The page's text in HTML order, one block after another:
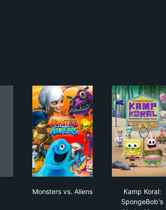
Monsters vs. Aliens
Kamp Koral:
SpongeBob's